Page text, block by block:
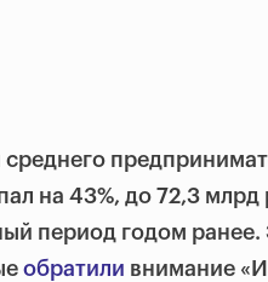
на 43%, до 72,3
период годом ранее.
обратили внимание